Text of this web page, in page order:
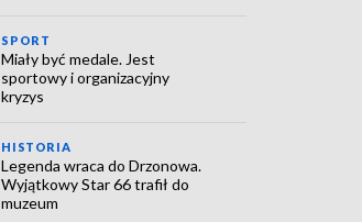
SPORT
Miały być medale. Jest
sportowy i organizacyjny
kryzys
HISTORIA
Legenda wraca do Drzonowa.
Wyjątkowy Star 66 trafił do
muzeum